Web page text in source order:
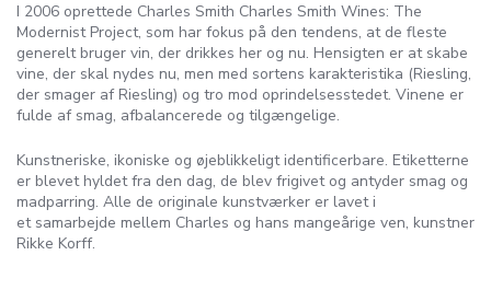
I 2006 oprettede Charles Smith Charles Smith Wines: The
Modernist Project, som har fokus på den tendens, at de fleste
generelt bruger vin, der drikkes her og nu. Hensigten er at skabe
vine, der skal nydes nu, men med sortens karakteristika (Riesling,
der smager af Riesling) og tro mod oprindelsesstedet. Vinene er
fulde af smag, afbalancerede og tilgængelige.
Kunstneriske, ikoniske og øjeblikkeligt identificerbare. Etiketterne
er blevet hyldet fra den dag, de blev frigivet og antyder smag og
madparring. Alle de originale kunstværker er lavet i
et samarbejde mellem Charles og hans mangeårige ven, kunstner
Rikke Korff.